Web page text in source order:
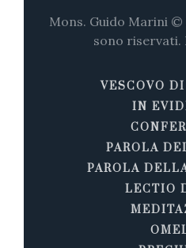
Mons. Guido Marini
sono riservati.
VESCOVO
IN
PAROLA
PAROLA
LECTIO